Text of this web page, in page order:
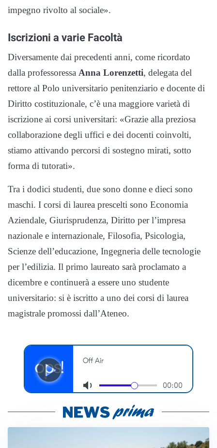
impegno rivolto al sociale».
Iscrizioni a varie Facoltà
Diversamente dai precedenti anni, come ricordato
dalla professoressa Anna Lorenzetti, delegata del
rettore al Polo universitario penitenziario e docente di
Diritto costituzionale, c’è una maggiore varietà di
iscrizione ai corsi universitari: «Grazie alla preziosa
collaborazione degli uffici e dei docenti coinvolti,
stiamo attivando percorsi di sostegno mirati, sotto
forma di tutorati».
Tra i dodici studenti, due sono donne e dieci sono
maschi. I corsi di laurea prescelti sono Economia
Aziendale, Giurisprudenza, Diritto per l’impresa
nazionale e internazionale, Filosofia, Psicologia,
Scienze dell’educazione, Ingegneria delle tecnologie
per l’edilizia. Il primo laureato sarà proclamato a
dicembre e continuerà a essere uno studente
universitario: si è iscritto a uno dei corsi di laurea
magistrale promossi dall’Ateneo.